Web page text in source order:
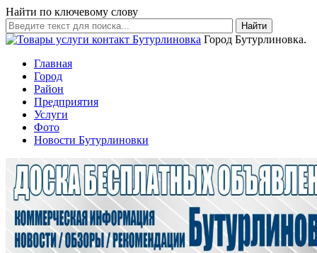
Найти по ключевому слову
Найти
Город Бутурлиновка.
Главная
Город
Район
Предприятия
Услуги
Фото
Новости Бутурлиновки